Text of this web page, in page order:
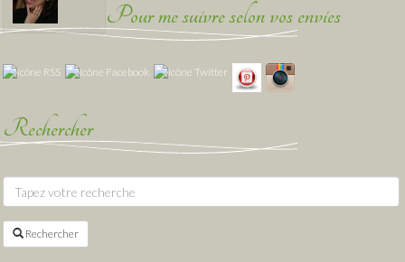
Pour me suivre selon vos envies
Rechercher
Rechercher